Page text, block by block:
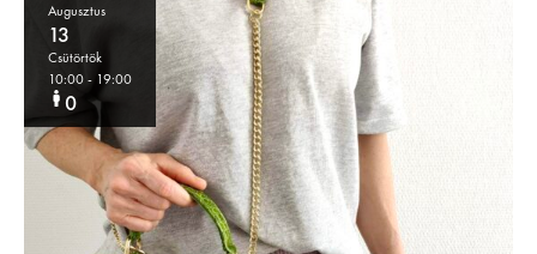
Augusztus
13
Csütörtök
10:00- 19:00
0